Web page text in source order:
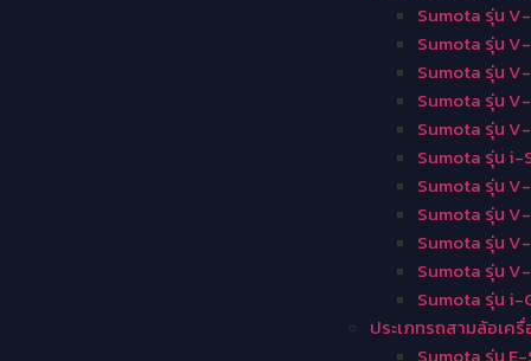
Sumota รุ่น
Sumota รุ่น
Sumota รุ่น
Sumota รุ่น
Sumota รุ่น
Sumota รุ่น i-
Sumota รุ่น
Sumota รุ่น
Sumota รุ่น
Sumota รุ่น
Sumota รุ่น i-
ประเภทรถสามล้อเค